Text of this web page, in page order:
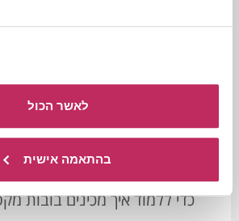
לאשר הכול
בהתאמה אישית
כדי ללמוד איך מכינים בובות